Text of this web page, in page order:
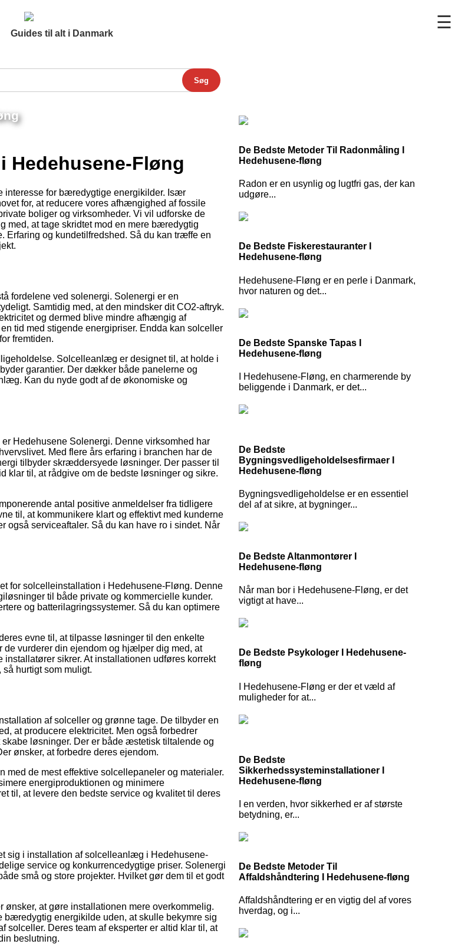
Guides til alt i Danmark
☰
Søg
Hedehusene-Fløng
interesse for bæredygtige energikilder. Især
for, at reducere vores afhængighed af fossile
boliger og virksomheder. Vi vil udforske de
at tage skridtet mod en mere bæredygtig
Erfaring og kundetilfredshed. Så du kan træffe en
fordelene ved solenergi. Solenergi er en
Samtidig med, at den mindsker dit CO2-aftryk.
og dermed blive mindre afhængig af
tid med stigende energipriser. Endda kan solceller
fremtiden.
Solcelleanlæg er designet til, at holde i
garantier. Der dækker både panelerne og
Kan du nyde godt af de økonomiske og
Hedehusene Solenergi. Denne virksomhed har
Med flere års erfaring i branchen har de
tilbyder skræddersyede løsninger. Der passer til
klar til, at rådgive om de bedste løsninger og sikre.
antal positive anmeldelser fra tidligere
til, at kommunikere klart og effektivt med kunderne
serviceaftaler. Så du kan have ro i sindet. Når
for solcelleinstallation i Hedehusene-Fløng. Denne
til både private og kommercielle kunder.
og batterilagringssystemer. Så du kan optimere
evne til, at tilpasse løsninger til den enkelte
de vurderer din ejendom og hjælper dig med, at
sikrer. At installationen udføres korrekt
hurtigt som muligt.
af solceller og grønne tage. De tilbyder en
at producere elektricitet. Men også forbedrer
løsninger. Der er både æstetisk tiltalende og
ønsker, at forbedre deres ejendom.
de mest effektive solcellepaneler og materialer.
energiproduktionen og minimere
til, at levere den bedste service og kvalitet til deres
sig i installation af solcelleanlæg i Hedehusene-
service og konkurrencedygtige priser. Solenergi
små og store projekter. Hvilket gør dem til et godt
at gøre installationen mere overkommelig.
bæredygtig energikilde uden, at skulle bekymre sig
solceller. Deres team af eksperter er altid klar til, at
beslutning.
De Bedste Metoder Til Radonmåling I
Hedehusene-fløng
Radon er en usynlig og lugtfri gas, der kan
udgøre...
De Bedste Fiskerestauranter I
Hedehusene-fløng
Hedehusene-Fløng er en perle i Danmark,
hvor naturen og det...
De Bedste Spanske Tapas I
Hedehusene-fløng
I Hedehusene-Fløng, en charmerende by
beliggende i Danmark, er det...
De Bedste
Bygningsvedligeholdelsesfirmaer I
Hedehusene-fløng
Bygningsvedligeholdelse er en essentiel
del af at sikre, at bygninger...
De Bedste Altanmontører I
Hedehusene-fløng
Når man bor i Hedehusene-Fløng, er det
vigtigt at have...
De Bedste Psykologer I Hedehusene-
fløng
I Hedehusene-Fløng er der et væld af
muligheder for at...
De Bedste
Sikkerhedssysteminstallationer I
Hedehusene-fløng
I en verden, hvor sikkerhed er af største
betydning, er...
De Bedste Metoder Til
Affaldshåndtering I Hedehusene-fløng
Affaldshåndtering er en vigtig del af vores
hverdag, og i...